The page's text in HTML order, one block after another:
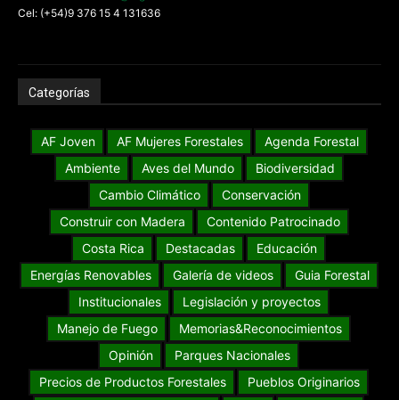
Cel: (+54)9 376 15 4 131636
Categorías
AF Joven AF Mujeres Forestales
Agenda Forestal
Ambiente
Aves del Mundo
Biodiversidad
Cambio Climático
Conservación
Construir con Madera
Contenido Patrocinado
Costa Rica
Destacadas
Educación
Energías Renovables
Galería de videos
Guia Forestal
Institucionales
Legislación y proyectos
Manejo de Fuego
Memorias&Reconocimientos
Opinión
Parques Nacionales
Precios de Productos Forestales
Pueblos Originarios